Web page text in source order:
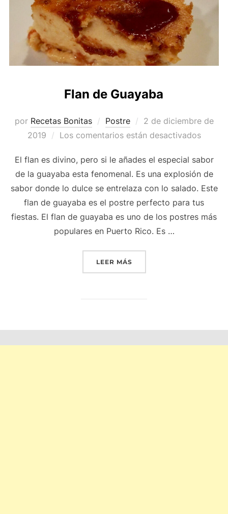
Flan de Guayaba
por Recetas Bonitas Postre
Publicado
el
2 de diciembre de
2019
Los comentarios están desactivados
El flan es divino, pero si le añades el especial sabor
de la guayaba esta fenomenal. Es una explosión de
sabor donde lo dulce se entrelaza con lo salado. Este
flan de guayaba es el postre perfecto para tus
fiestas. El flan de guayaba es uno de los postres más
populares en Puerto Rico. Es …
LEER MÁS«FLAN DE GUAYABA»